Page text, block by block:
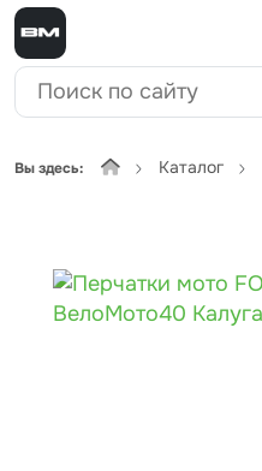
Вы здесь: Каталог